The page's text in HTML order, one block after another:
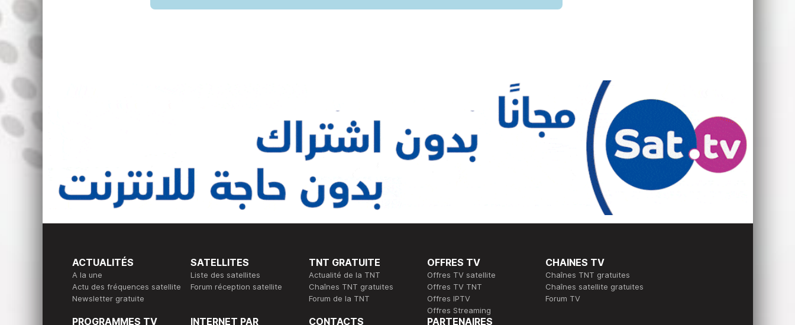
ACTUALITÉS
A la une
Actu des fréquences satellite
Newsletter gratuite
SATELLITES
Liste des satellites
Forum réception satellite
TNT GRATUITE
Actualité de la TNT
Chaînes TNT gratuites
Forum de la TNT
OFFRES TV
Offres TV satellite
Offres TV TNT
Offres IPTV
Offres Streaming
CHAINES TV
Chaînes TNT gratuites
Chaînes satellite gratuites
Forum TV
PROGRAMMES TV INTERNET PAR CONTACTS PARTENAIRES